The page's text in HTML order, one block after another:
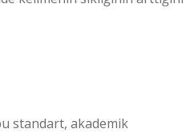
standart, akademik